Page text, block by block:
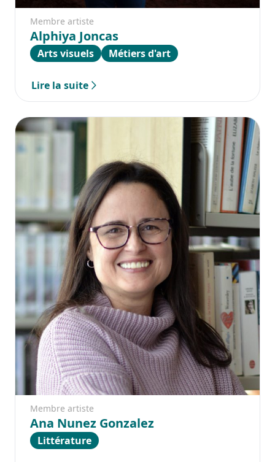
Membre artiste
Alphiya Joncas
Arts visuels Métiers d'art
Lire la suite
Membre artiste
Ana Nunez Gonzalez
Littérature